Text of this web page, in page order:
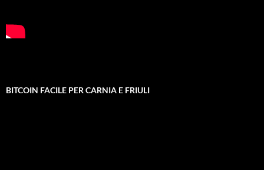
BITCOIN FACILE PER CARNIA E FRIULI